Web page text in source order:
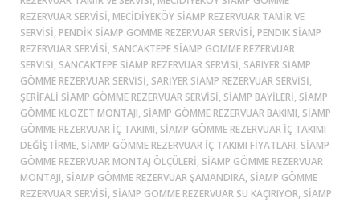
REZERVUAR SERVISI, MECIDIYEKÖY SIAMP REZERVUAR TAMIR VE
SERVISI, PENDIK SIAMP GÖMME REZERVUAR SERVISI, PENDIK SIAMP
REZERVUAR SERVISI, SANCAKTEPE SIAMP GÖMME REZERVUAR
SERVISI, SANCAKTEPE SIAMP REZERVUAR SERVISI, SARIYER SIAMP
GÖMME REZERVUAR SERVISI, SARIYER SIAMP REZERVUAR SERVISI,
ŞERIFALI SIAMP GÖMME REZERVUAR SERVISI, SIAMP BAYILERI, SIAMP
GÖMME KLOZET MONTAJI, SIAMP GÖMME REZERVUAR BAKIMI, SIAMP
GÖMME REZERVUAR İÇ TAKIMI, SIAMP GÖMME REZERVUAR İÇ TAKIMI
DEĞIŞTIRME, SIAMP GÖMME REZERVUAR İÇ TAKIMI FIYATLARI, SIAMP
GÖMME REZERVUAR MONTAJ ÖLÇÜLERI, SIAMP GÖMME REZERVUAR
MONTAJI, SIAMP GÖMME REZERVUAR ŞAMANDIRA, SIAMP GÖMME
REZERVUAR SERVISI, SIAMP GÖMME REZERVUAR SU KAÇIRIYOR, SIAMP